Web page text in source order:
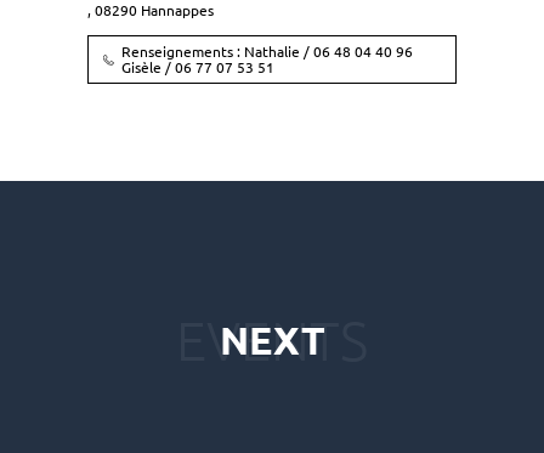
, 08290 Hannappes
Renseignements : Nathalie / 06 48 04 40 96
Gisèle / 06 77 07 53 51
NEXT